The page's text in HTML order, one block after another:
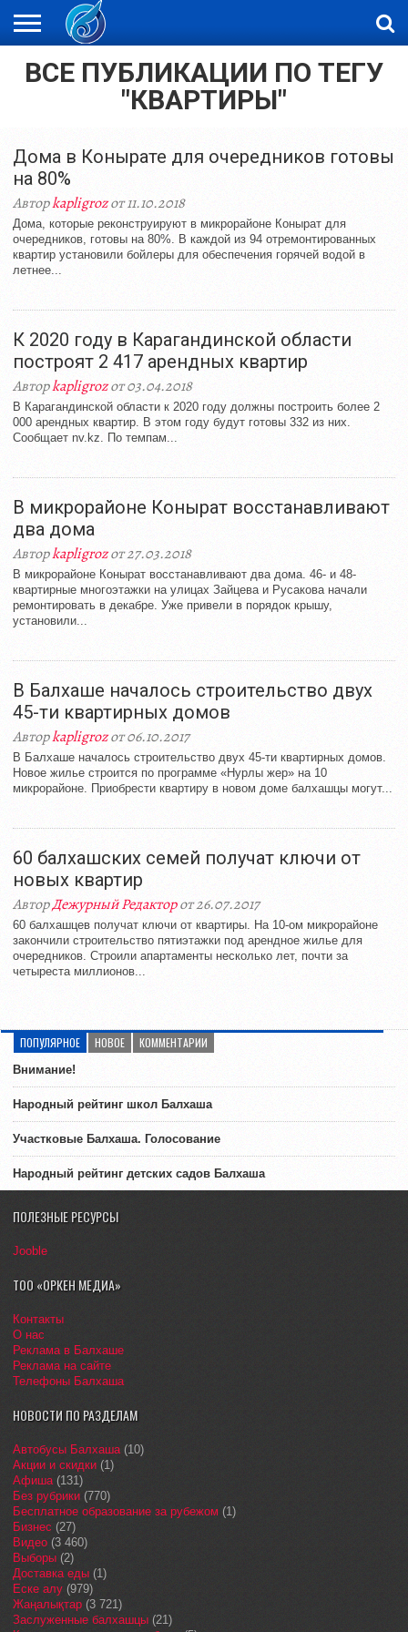
ЖАҢАЛЫҚТАР
НОВОСТИ
ВИДЕО
ФОТОРЕПОРТАЖИ
ОРКЕН
ВСЕ ПУБЛИКАЦИИ ПО ТЕГУ
"КВАРТИРЫ"
Дома в Конырате для очередников готовы
на 80%
Авторkapligrozот 11.10.2018
Дома, которые реконструируют в микрорайоне Конырат для
очередников, готовы на 80%. В каждой из 94 отремонтированных
квартир установили бойлеры для обеспечения горячей водой в
летнее...
К 2020 году в Карагандинской области
построят 2 417 арендных квартир
Авторkapligrozот 03.04.2018
В Карагандинской области к 2020 году должны построить более 2
000 арендных квартир. В этом году будут готовы 332 из них.
Сообщает nv.kz. По темпам...
В микрорайоне Конырат восстанавливают
два дома
Авторkapligrozот 27.03.2018
В микрорайоне Конырат восстанавливают два дома. 46- и 48-
квартирные многоэтажки на улицах Зайцева и Русакова начали
ремонтировать в декабре. Уже привели в порядок крышу,
установили...
В Балхаше началось строительство двух
45-ти квартирных домов
Авторkapligrozот 06.10.2017
В Балхаше началось строительство двух 45-ти квартирных домов.
Новое жилье строится по программе «Нурлы жер» на 10
микрорайоне. Приобрести квартиру в новом доме балхашцы могут...
60 балхашских семей получат ключи от
новых квартир
АвторДежурный Редакторот 26.07.2017
60 балхашцев получат ключи от квартиры. На 10-ом микрорайоне
закончили строительство пятиэтажки под арендное жилье для
очередников. Строили апартаменты несколько лет, почти за
четыреста миллионов...
ПОПУЛЯРНОЕ НОВОЕ КОММЕНТАРИИ
Внимание!
Народный рейтинг школ Балхаша
Участковые Балхаша. Голосование
Народный рейтинг детских садов Балхаша
ПОЛЕЗНЫЕ РЕСУРСЫ
Jooble
ТОО «ОРКЕН МЕДИА»
Контакты
О нас
Реклама в Балхаше
Реклама на сайте
Телефоны Балхаша
НОВОСТИ ПО РАЗДЕЛАМ
Автобусы Балхаша(10)
Акции и скидки (1)
Афиша(131)
Без рубрики (770)
Бесплатное образование за рубежом (1)
Бизнес (27)
Видео (3 460)
Выборы (2)
Доставка еды (1)
Еске алу (979)
Жаңалықтар (3 721)
Заслуженные балхашцы (21)